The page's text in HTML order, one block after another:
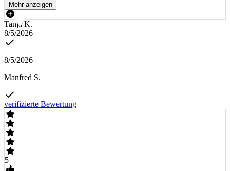
Mehr anzeigen
Tanja K.
8/5/2026
8/5/2026
Manfred S.
verifizierte Bewertung
5